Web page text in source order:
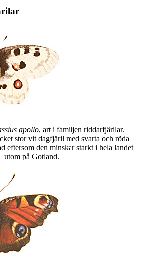
apollo, art i familjen riddarfjärilar.
stor vit dagfjäril med svarta och röda
eftersom den minskar starkt i hela landet
utom på Gotland.